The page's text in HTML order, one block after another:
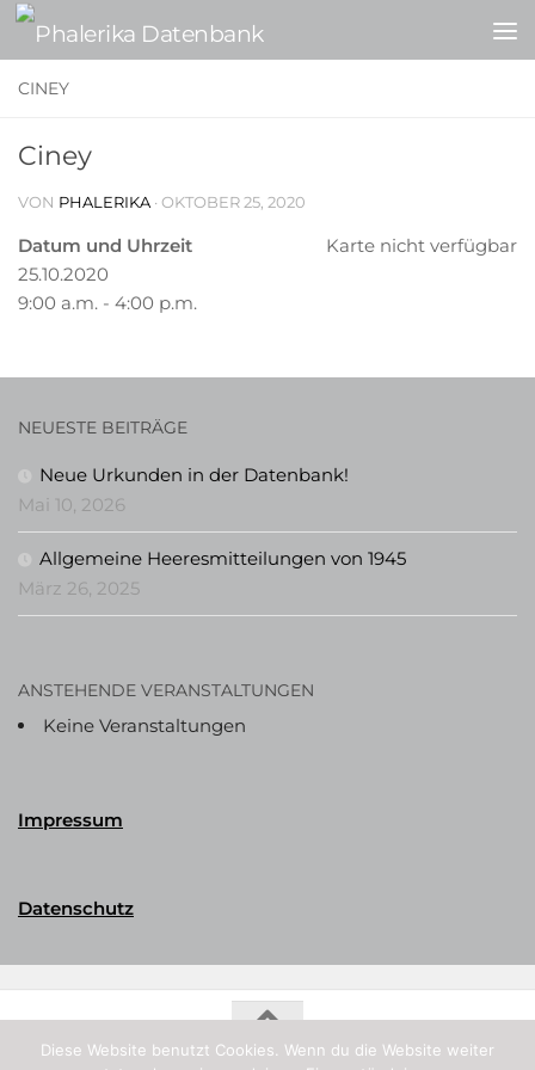
Zum Inhalt springen
CINEY
Ciney
VON PHALERIKA · OKTOBER 25, 2020
Karte nicht verfügbar
Datum und Uhrzeit
25.10.2020
9:00 a.m. - 4:00 p.m.
NEUESTE BEITRÄGE
Neue Urkunden in der Datenbank!
Mai 10, 2026
Allgemeine Heeresmitteilungen von 1945
März 26, 2025
ANSTEHENDE VERANSTALTUNGEN
Keine Veranstaltungen
Impressum
Datenschutz
Diese Website benutzt Cookies. Wenn du die Website weiter